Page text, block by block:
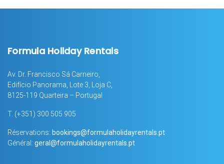
Formula Holiday Rentals
Av. Dr. Francisco Sá Carneiro,
Edifício Panorama, Lote 3, Loja C,
8125-119 Quarteira – Portugal
T. (+351) 300 505 905
Réservations: bookings@formulaholidayrentals.pt
Général: geral@formulaholidayrentals.pt